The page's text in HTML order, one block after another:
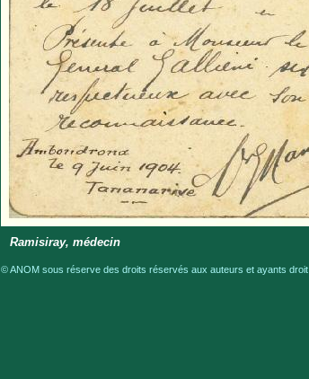
Ramisiray, médecin
© ANOM sous réserve des droits réservés aux auteurs et ayants droit